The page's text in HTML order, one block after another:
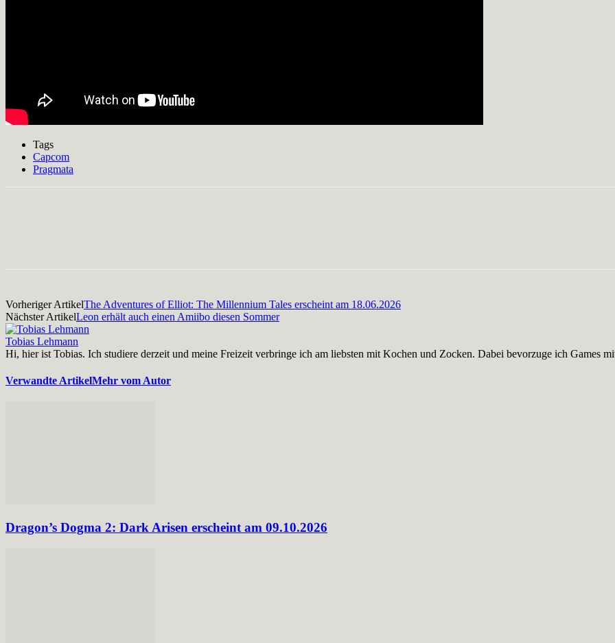
Tags
Capcom
Pragmata
Vorheriger ArtikelThe Adventures of Elliot: The Millennium Tales erscheint am 18.06.2026
Nächster ArtikelLeon erhält auch einen Amiibo diesen Sommer
Tobias Lehmann
Hi, hier ist Tobias. Ich studiere derzeit und meine Freizeit verbringe ich am liebsten mit Kochen und Zocken. Dabei bevorzuge ich Games
Verwandte ArtikelMehr vom Autor
Dragon’s Dogma 2: Dark Arisen erscheint am 09.10.2026